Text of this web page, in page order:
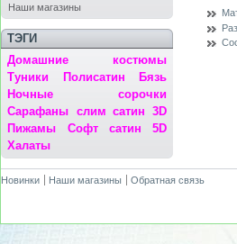
Наши магазины
ТЭГИ
Домашние костюмы
Туники
Полисатин
Бязь
Ночные сорочки
Сарафаны
слим сатин 3D
Пижамы
Софт сатин 5D
Халаты
Новинки Наши магазины Обратная связь